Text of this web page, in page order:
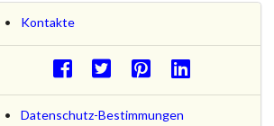
Kontakte
Datenschutz-Bestimmungen